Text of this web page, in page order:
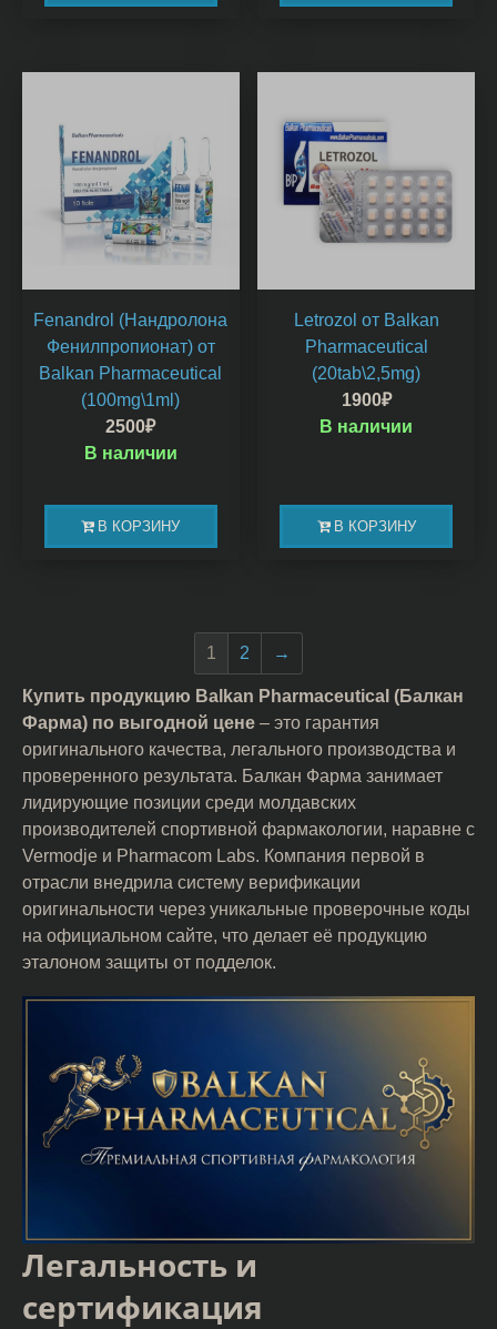
Fenandrol (Нандролона
Фенилпропионат) от
Balkan Pharmaceutical
(100mg\1ml)
2500₽
В КОРЗИНУ
В наличии
Letrozol от Balkan
Pharmaceutical
(20tab\2,5mg)
1900₽
В КОРЗИНУ
В наличии
1 2 →
Купить продукцию Balkan Pharmaceutical (Балкан
Фарма) по выгодной цене – это гарантия
оригинального качества, легального производства и
проверенного результата. Балкан Фарма занимает
лидирующие позиции среди молдавских
производителей спортивной фармакологии, наравне с
Vermodje и Pharmacom Labs. Компания первой в
отрасли внедрила систему верификации
оригинальности через уникальные проверочные коды
на официальном сайте, что делает её продукцию
эталоном защиты от подделок.
Легальность и
сертификация